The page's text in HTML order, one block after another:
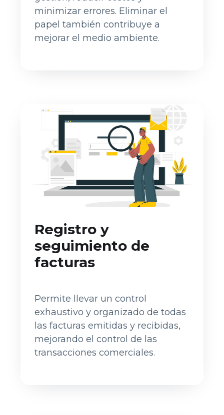
minimizar errores. Eliminar el
papel también contribuye a
mejorar el medio ambiente.
Registro y
seguimiento de
facturas
Permite llevar un control
exhaustivo y organizado de todas
las facturas emitidas y recibidas,
mejorando el control de las
transacciones comerciales.